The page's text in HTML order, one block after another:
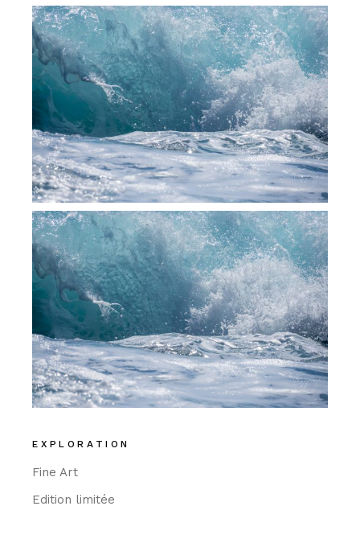
EXPLORATION
Fine Art
Edition limitée